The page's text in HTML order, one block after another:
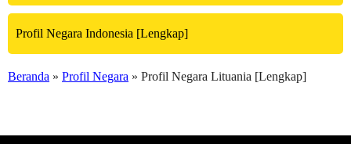
Profil Negara Indonesia [Lengkap]
Beranda » Profil Negara » Profil Negara Lituania [Lengkap]